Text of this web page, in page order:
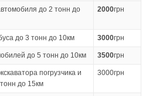
до 2 тонн до
2000грн
до 3 тонн до 10км 3000грн
до 5 тонн до 10км 3500грн
погрузчика и
до 15км
3000грн